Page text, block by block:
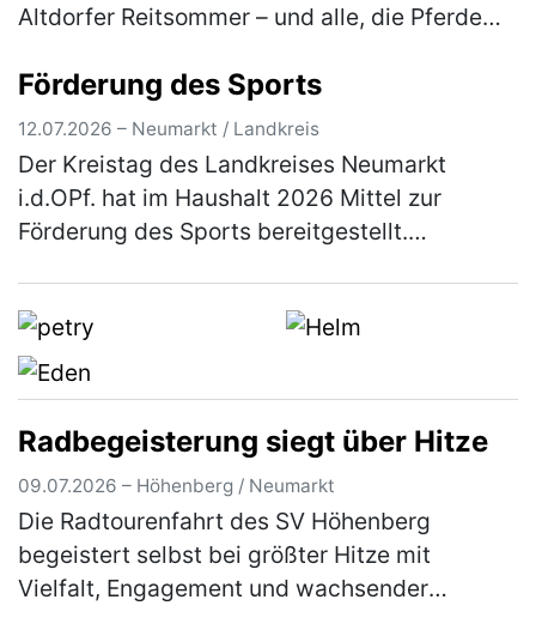
Altdorfer Reitsommer – und alle, die Pferde
Besucher erleb…(mehr)
Förderung des Sports
12.07.2026 – Neumarkt / Landkreis
Der Kreistag des Landkreises Neumarkt
i.d.OPf. hat im Haushalt 2026 Mittel zur
Förderung des Sports bereitgestellt.
werden, …
Radbegeisterung siegt über Hitze
09.07.2026 – Höhenberg / Neumarkt
Die Radtourenfahrt des SV Höhenberg
begeistert selbst bei größter Hitze mit
Vielfalt, Engagement und wachsender